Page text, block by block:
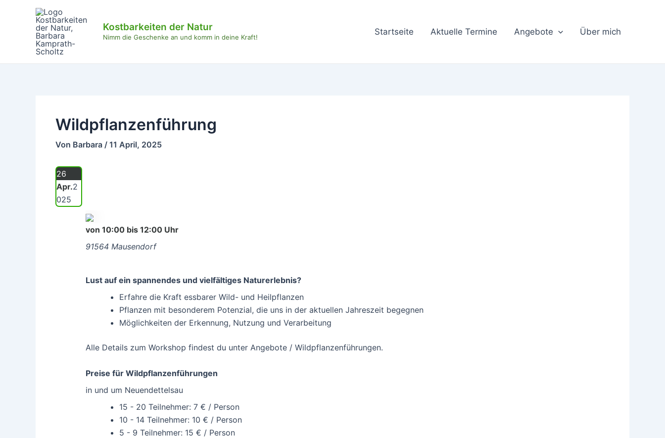
Kostbarkeiten der Natur
Nimm die Geschenke an und komm in deine Kraft!
Startseite Aktuelle Termine Angebote Über mich
Wildpflanzenführung
Von Barbara / 11 April, 2025
26
Apr.2
025
von 10:00 bis 12:00 Uhr
91564 Mausendorf
Lust auf ein spannendes und vielfältiges Naturerlebnis?
Erfahre die Kraft essbarer Wild- und Heilpflanzen
Pflanzen mit besonderem Potenzial, die uns in der aktuellen Jahreszeit begegnen
Möglichkeiten der Erkennung, Nutzung und Verarbeitung
Alle Details zum Workshop findest du unter Angebote / Wildpflanzenführungen.
Preise für Wildpflanzenführungen
in und um Neuendettelsau
15 - 20 Teilnehmer: 7 € / Person
10 - 14 Teilnehmer: 10 € / Person
5 - 9 Teilnehmer: 15 € / Person
Beitragsnavigation